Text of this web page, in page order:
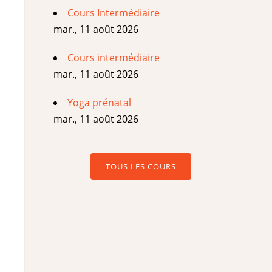
Cours Intermédiaire
mar., 11 août 2026
Cours intermédiaire
mar., 11 août 2026
Yoga prénatal
mar., 11 août 2026
TOUS LES COURS